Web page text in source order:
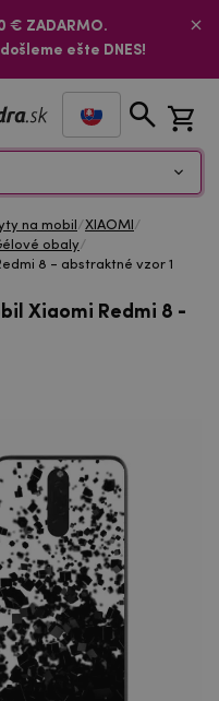
€ ZADARMO.
ešte DNES!
na mobil /XIAOMI /
obaly/
8 - abstraktné vzor 1
Xiaomi Redmi 8 -